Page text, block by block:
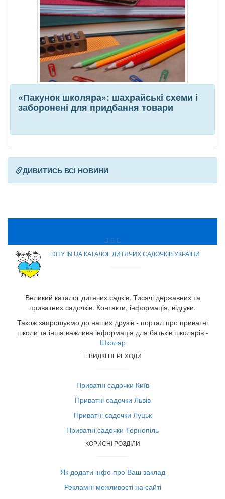
«Пакунок школяра»: шахрайські схеми і
заборонені для придбання товари
ДИВИТИСЬ ВСІ НОВИНИ
DITY IN UA КАТАЛОГ ДИТЯЧИХ САДОЧКІВ УКРАЇНИ
Великий каталог дитячих садків. Тисячі державних та
приватних садочків. Контакти, інформація, відгуки.
Також запрошуємо до наших друзів - портал про приватні
школи та інша важлива інформація для батьків школярів -
Школяр
ШВИДКІ ПЕРЕХОДИ
Приватні садочки Київ
Приватні садочки Львів
Приватні садочки Луцьк
Приватні садочки Тернопіль
КОРИСНІ РОЗДІЛИ
Як додати інфо про Ваш заклад
Рекламні можливості на сайті